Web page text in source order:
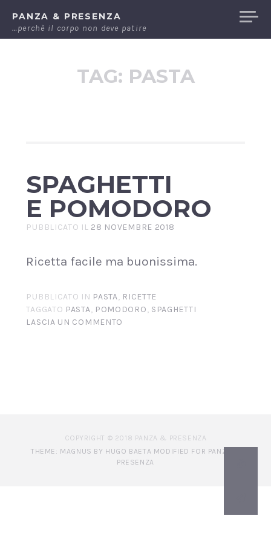
PANZA & PRESENZA
…perchè il corpo non deve patire
TAG: PASTA
SPAGHETTI
E POMODORO
PUBBLICATO IL 28 NOVEMBRE 2018
Ricetta facile ma buonissima.
PUBBLICATO IN PASTA, RICETTE
TAGGATO PASTA, POMODORO, SPAGHETTI
LASCIA UN COMMENTO
COPYRIGHT © 2018 PANZA & PRESENZA
THEME: MAGNUS BY HUGO BAETA MODIFIED FOR PANZA &
PRESENZA